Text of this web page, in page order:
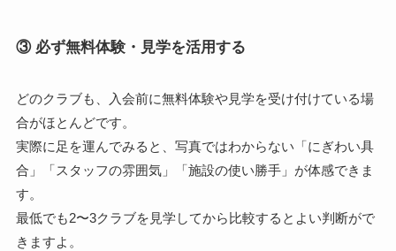
③ 必ず無料体験・見学を活用する
どのクラブも、入会前に無料体験や見学を受け付けている場
合がほとんどです。
実際に足を運んでみると、写真ではわからない「にぎわい具
合」「スタッフの雰囲気」「施設の使い勝手」が体感できま
す。
最低でも2〜3クラブを見学してから比較するとよい判断がで
きますよ。